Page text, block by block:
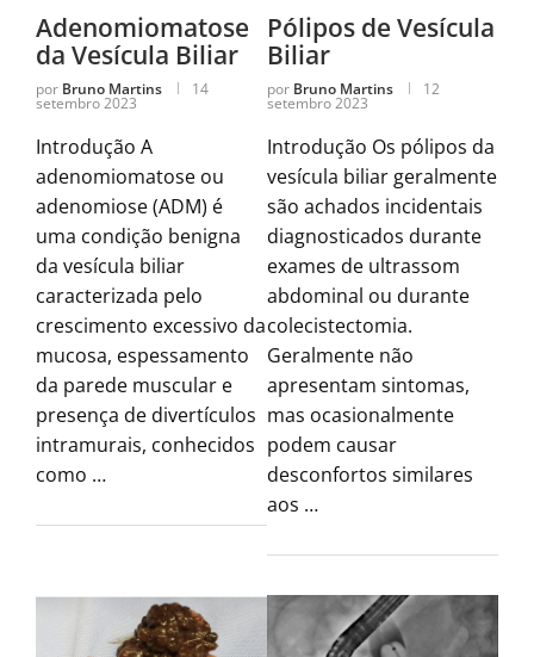
Adenomiomatose
da Vesícula Biliar
por Bruno Martins 14
setembro 2023
Introdução A
adenomiomatose ou
adenomiose (ADM) é
uma condição benigna
da vesícula biliar
caracterizada pelo
crescimento excessivo da
mucosa, espessamento
da parede muscular e
presença de divertículos
intramurais, conhecidos
como …
Pólipos de Vesícula
Biliar
por Bruno Martins 12
setembro 2023
Introdução Os pólipos da
vesícula biliar geralmente
são achados incidentais
diagnosticados durante
exames de ultrassom
abdominal ou durante
colecistectomia.
Geralmente não
apresentam sintomas,
mas ocasionalmente
podem causar
desconfortos similares
aos …